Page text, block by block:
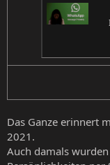
Das Ganze erinnert
2021.
Auch damals